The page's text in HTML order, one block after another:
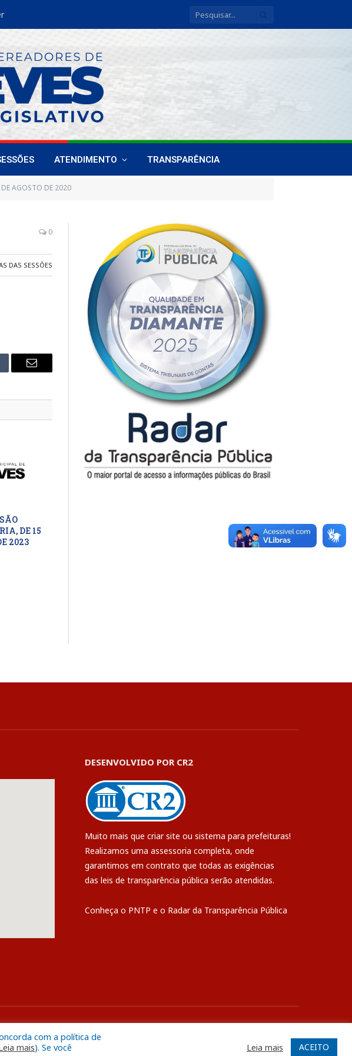
ATENDIMENTO TRANSPARÊNCIA
AGOSTO DE 2020
0
DAS SESSÕES
E-
DE 15
2023
DESENVOLVIDO POR CR2
Muito mais que criar site ou sistema para prefeituras!
Realizamos uma assessoria completa, onde
garantimos em contrato que todas as exigências
das leis de transparência pública serão atendidas.
Conheça o PNTP e o Radar da Transparência Pública
com a política de
mais). Se você
Leia mais ACEITO